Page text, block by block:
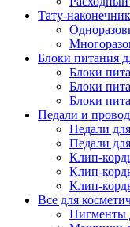
Тату-
Блоки питания
Блоки
Блоки
Блоки
Педали и
Педали
Педали
Клип-
Клип-
Клип-
Все для
Пигменты